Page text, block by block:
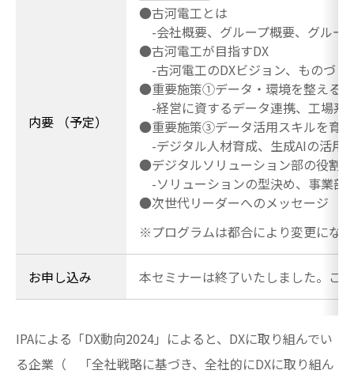
内要 （予定）
●古河電工とは
-会社概要、グループ概要、グルー
●古河電工が目指すDX
-古河電工のDXビジョン、ものづく
●重要施策①データ・環境を整える
-経営に資するデータ連携、工場系
●重要施策③データ活用スキルを育
-デジタル人材育成、生成AIの活用
●デジタルソリューション部の役割
-ソリューションの型決め、事業部
●次世代リーダーへのメッセージ
※プログラムは都合により変更にな
お申し込み 本セミナーは終了いたしました。ご
IPAによる「DX動向2024」によると、DXに取り組んでい
る企業（ 「全社戦略に基づき、全社的にDXに取り組ん